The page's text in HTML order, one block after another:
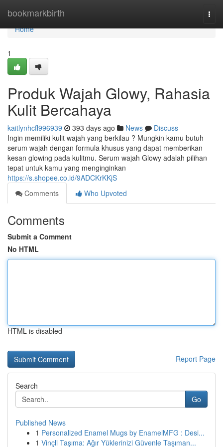
bookmarkbirth
Home
Home
1
Produk Wajah Glowy, Rahasia
Kulit Bercahaya
kaitlynhcfl996939 393 days ago News
Discuss
Ingin memiliki kulit wajah yang berkilau ? Mungkin kamu butuh
serum wajah dengan formula khusus yang dapat memberikan
kesan glowing pada kulitmu. Serum wajah Glowy adalah pilihan
tepat untuk kamu yang menginginkan
https://s.shopee.co.id/9ADCKrKKjS
Comments
Who Upvoted
Comments
Submit a Comment
No HTML
HTML is disabled
Report Page
Search
Go
Published News
1 Personalized Enamel Mugs by EnamelMFG : Desi...
1 Vinçli Taşıma: Ağır Yüklerinizi Güvenle Taşıman...